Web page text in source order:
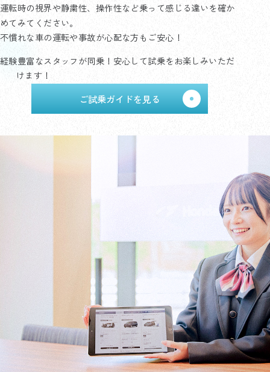
運転時の視界や静粛性、操作性など乗って感じる違いを確か
めてみてください。
不慣れな車の運転や事故が心配な方もご安心！
経験豊富なスタッフが同乗！安心して試乗をお楽しみいただ
けます！
ご試乗ガイドを見る